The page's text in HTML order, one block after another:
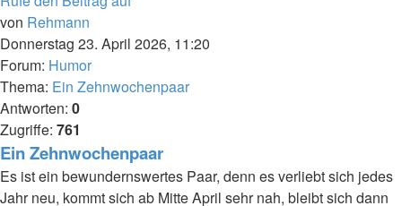
von Rehmann
Donnerstag 23. April 2026, 11:20
Forum: Humor
Thema: Ein Zehnwochenpaar
Antworten: 0
Zugriffe: 761
Ein Zehnwochenpaar
Es ist ein bewundernswertes Paar, denn es verliebt sich jedes
Jahr neu, kommt sich ab Mitte April sehr nah, bleibt sich dann